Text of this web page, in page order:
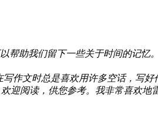
帮助我们留下一些关于时间的记忆
作文时总是喜欢用许多空话，写好
迎阅读，供您参考。我非常喜欢地